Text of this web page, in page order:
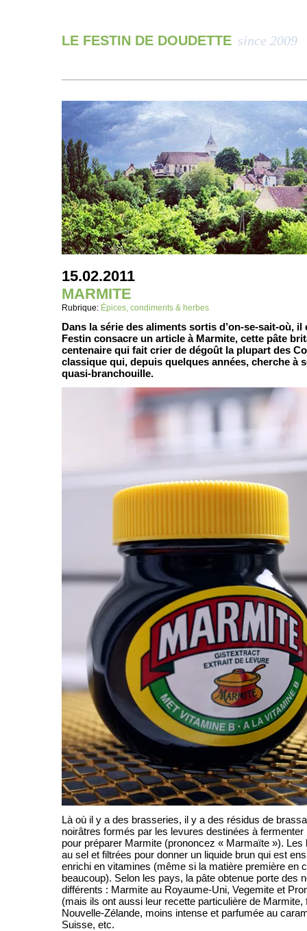
LE FESTIN DE DOUDETTE since 2009
15.02.2011
MARMITE
Rubrique: Épices, condiments & herbes
Dans la série des aliments sortis d’on-se-sait-où, il
Festin consacre un article à Marmite, cette pâte
centenaire qui fait crier de dégoût la plupart des
classique qui, depuis quelques années, cherche à
quasi-branchouille.
Là où il y a des brasseries, il y a des résidus de
noirâtres formés par les levures destinées à fermenter
pour préparer Marmite (prononcez « Marmaïte »). Les
au sel et filtrées pour donner un liquide brun qui est
enrichi en vitamines (même si la matière première en
beaucoup). Selon les pays, la pâte obtenue porte des
différents : Marmite au Royaume-Uni, Vegemite et
(mais ils ont aussi leur recette particulière de Marmite,
Nouvelle-Zélande, moins intense et parfumée au
Suisse, etc.